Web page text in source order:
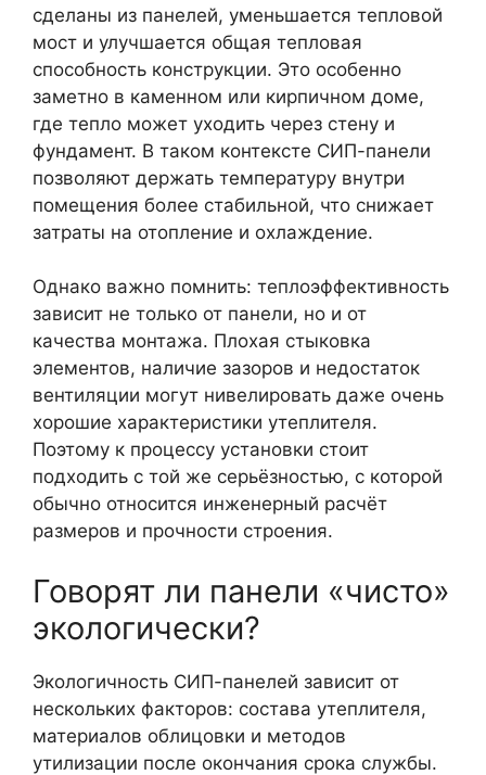
сделаны из панелей, уменьшается тепловой
мост и улучшается общая тепловая
способность конструкции. Это особенно
заметно в каменном или кирпичном доме,
где тепло может уходить через стену и
фундамент. В таком контексте СИП-панели
позволяют держать температуру внутри
помещения более стабильной, что снижает
затраты на отопление и охлаждение.
Однако важно помнить: теплоэффективность
зависит не только от панели, но и от
качества монтажа. Плохая стыковка
элементов, наличие зазоров и недостаток
вентиляции могут нивелировать даже очень
хорошие характеристики утеплителя.
Поэтому к процессу установки стоит
подходить с той же серьёзностью, с которой
обычно относится инженерный расчёт
размеров и прочности строения.
Говорят ли панели «чисто»
экологически?
Экологичность СИП-панелей зависит от
нескольких факторов: состава утеплителя,
материалов облицовки и методов
утилизации после окончания срока службы.